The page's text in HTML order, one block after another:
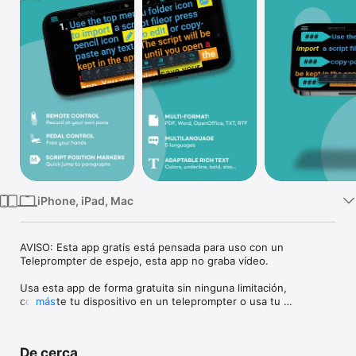
iPhone, iPad, Mac
AVISO: Esta app gratis está pensada para uso con un
Teleprompter de espejo, esta app no graba vídeo.
Usa esta app de forma gratuita sin ninguna limitación,
convierte tu dispositivo en un teleprompter o usa tu
más
De cerca